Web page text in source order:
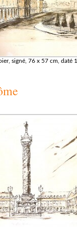
signé, 76 x 57 cm, daté